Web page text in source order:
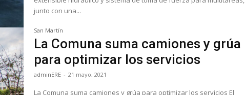
junto con una...
San Martín
La Comuna suma camiones y grúa
para optimizar los servicios
adminERE - 21 mayo, 2021
La Comuna suma camiones y grúa para optimizar los servicios El